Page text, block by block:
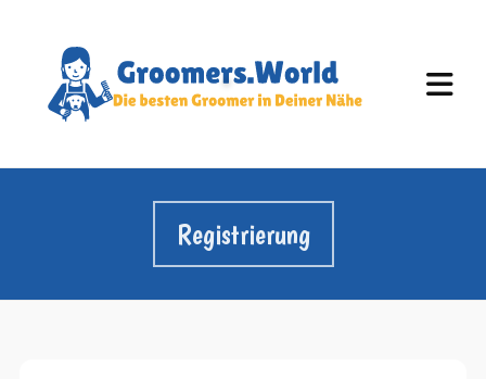
Registrierung